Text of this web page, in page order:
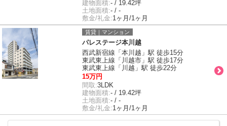
建物面積:- / 19.42坪
土地面積:- / -
敷金/礼金:1ヶ月/1ヶ月
賃貸｜マンション
パレステージ本川越
西武新宿線「本川越」駅 徒歩15分
東武東上線「川越市」駅 徒歩17分
東武東上線「川越」駅 徒歩22分
15万円
間取:3LDK
建物面積:- / 19.42坪
土地面積:- / -
敷金/礼金:1ヶ月/1ヶ月